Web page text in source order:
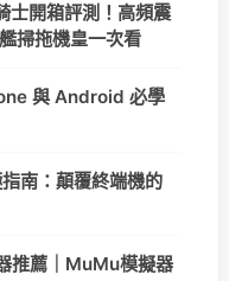
開箱評測！高頻震
掃拖機皇一次看
與 Android 必學
南：顛覆終端機的
推薦｜MuMu模擬器